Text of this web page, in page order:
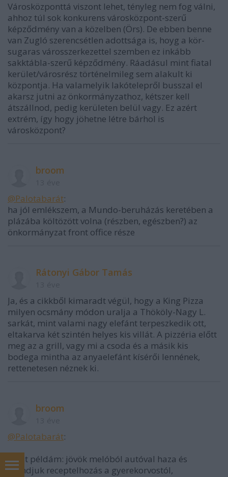
Városközponttá viszont lehet, tényleg nem fog válni,
ahhoz túl sok konkurens városközpont-szerű
képződmény van a közelben (Örs). De ebben benne
van Zugló szerencsétlen adottsága is, hoyg a kör-
sugaras városszerkezettel szemben ez inkább
sakktábla-szerű képződmény. Ráadásul mint fiatal
kerület/városrész történelmileg sem alakult ki
központja. Ha valamelyik lakótelepről busszal el
akarsz jutni az önkormányzathoz, kétszer kell
átszállnod, pedig kerületen belül vagy. Ez azért
extrém, így hogy jöhetne létre bárhol is
városközpont?
broom
@Palotabarát:
ha jól emlékszem, a Mundo-beruházás keretében a
plázába költözött volna (részben, egészben?) az
önkormányzat front office része
Rátonyi Gábor Tamás
Ja, és a cikkből kimaradt végül, hogy a King Pizza
milyen ocsmány módon uralja a Thököly-Nagy L.
sarkát, mint valami nagy elefánt terpeszkedik ott,
eltakarva két szintén helyes kis villát. A pizzéria előtt
meg az a grill, vagy mi a csoda és a másik kis
bodega mintha az anyaelefánt kísérői lennének,
rettenetesen néznek ki.
broom
@Palotabarát:
Saját példám: jövök melóból autóval haza és
mondjuk receptelhozás a gyerekorvostól,